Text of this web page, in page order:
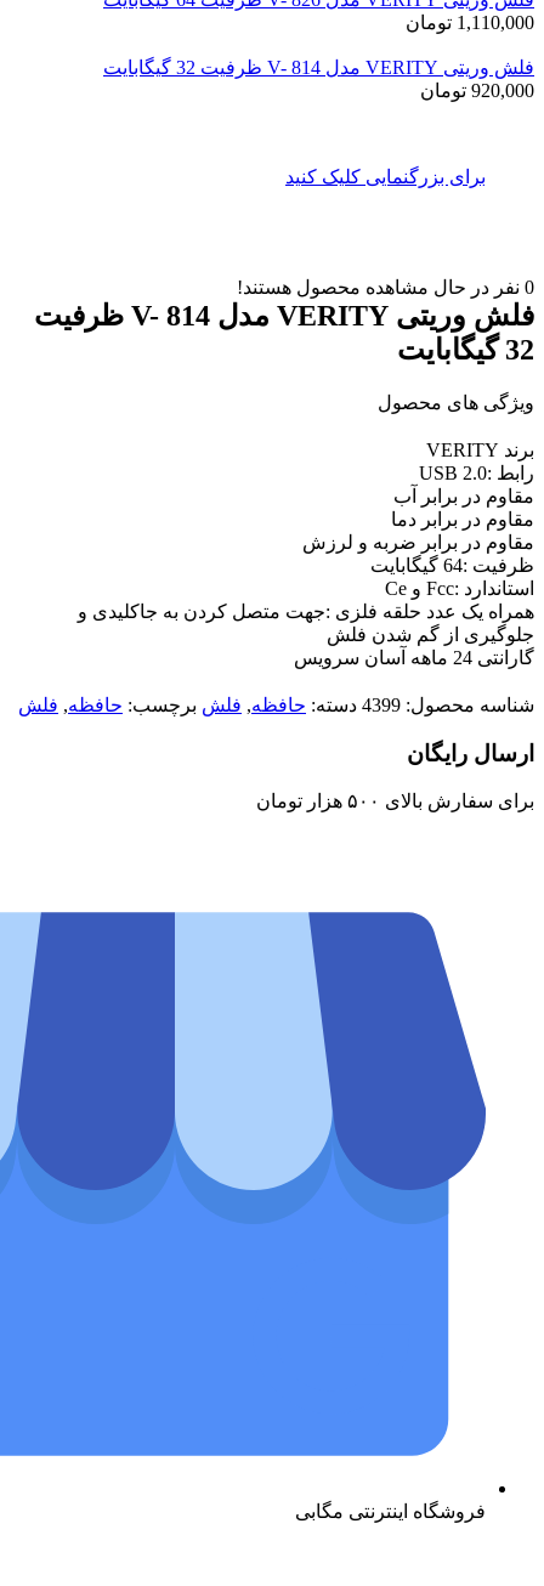
1,110,000 تومان
فلش وریتی VERITY مدل V- 814 ظرفیت 32 گیگابایت
920,000 تومان
برای بزرگنمایی کلیک کنید
0 نفر در حال مشاهده محصول هستند!
فلش وریتی VERITY مدل V- 814 ظرفیت
32 گیگابایت
ویژگی های محصول
برند VERITY
رابط :USB 2.0
مقاوم در برابر آب
مقاوم در برابر دما
مقاوم در برابر ضربه و لرزش
ظرفیت :64 گیگابایت
استاندارد :Fcc و Ce
همراه یک عدد حلقه فلزی :جهت متصل کردن به جاکلیدی و
جلوگیری از گم شدن فلش
گارانتی 24 ماهه آسان سرویس
شناسه محصول: 4399 دسته: حافظه, فلش برچسب: حافظه, فلش
ارسال رایگان
برای سفارش‌ بالای ۵۰۰ هزار تومان
فروشگاه اینترنتی مگابی